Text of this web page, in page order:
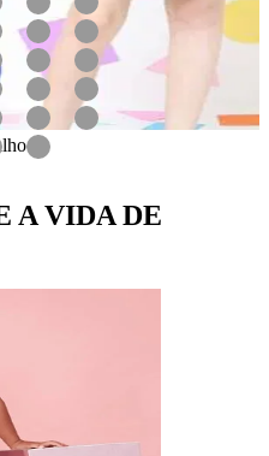
A VIDA DE